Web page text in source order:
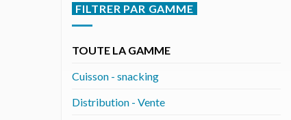
FILTRER PAR GAMME
TOUTE LA GAMME
Cuisson - snacking
Distribution - Vente